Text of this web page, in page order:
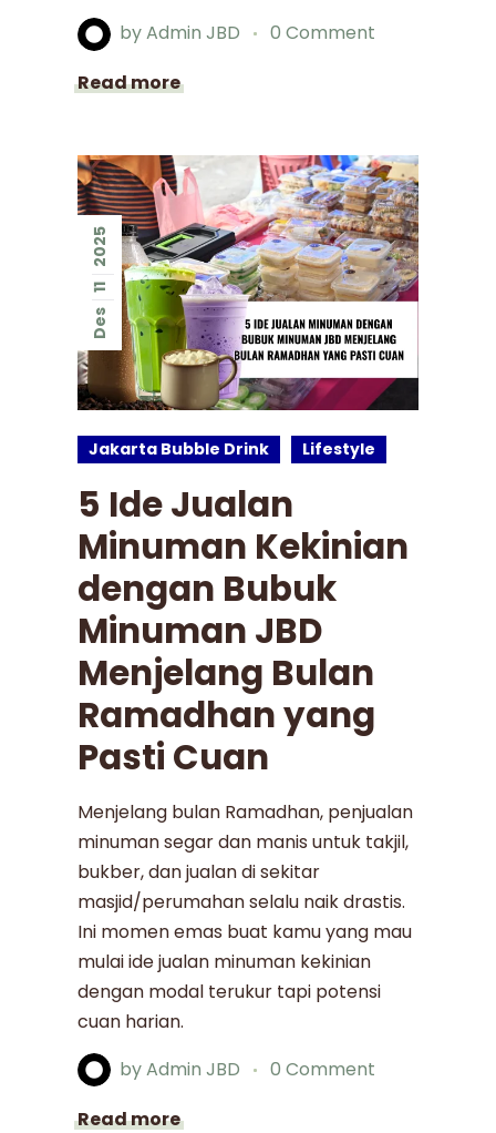
byAdmin JBD
0 Comment
Read more
Des
11
2025
Jakarta Bubble Drink Lifestyle
5 Ide Jualan
Minuman Kekinian
dengan Bubuk
Minuman JBD
Menjelang Bulan
Ramadhan yang
Pasti Cuan
Menjelang bulan Ramadhan, penjualan
minuman segar dan manis untuk takjil,
bukber, dan jualan di sekitar
masjid/perumahan selalu naik drastis.
Ini momen emas buat kamu yang mau
mulai ide jualan minuman kekinian
dengan modal terukur tapi potensi
cuan harian.
byAdmin JBD
0 Comment
Read more